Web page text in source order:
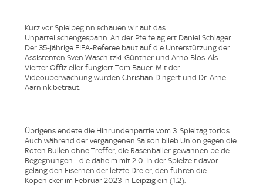
Kurz vor Spielbeginn schauen wir auf das
Unparteiischengespann. An der Pfeife agiert Daniel Schlager.
Der 35-jährige FIFA-Referee baut auf die Unterstützung der
Assistenten Sven Waschitzki-Günther und Arno Blos. Als
Vierter Offizieller fungiert Tom Bauer. Mit der
Videoüberwachung wurden Christian Dingert und Dr. Arne
Aarnink betraut.
Übrigens endete die Hinrundenpartie vom 3. Spieltag torlos.
Auch während der vergangenen Saison blieb Union gegen die
Roten Bullen ohne Treffer, die Rasenballer gewannen beide
Begegnungen - die daheim mit 2:0. In der Spielzeit davor
gelang den Eisernen der letzte Dreier, den fuhren die
Köpenicker im Februar 2023 in Leipzig ein (1:2).